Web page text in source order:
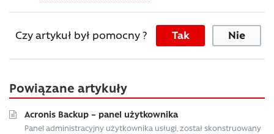
Czy artykuł był pomocny ? Tak Nie
Powiązane artykuły
Acronis Backup – panel użytkownika
Panel administracyjny użytkownika usługi, został skonstruowany